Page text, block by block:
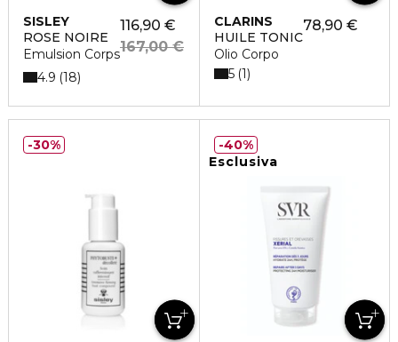
SISLEY
ROSE NOIRE
Emulsion Corps
116,90 €
167,00 €
4.9 18
CLARINS
HUILE TONIC
Olio Corpo
78,90 €
5 1
30%
Esclusiva
40%